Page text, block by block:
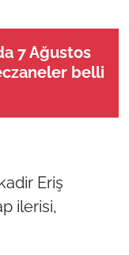
7 Ağustos
belli
Eriş
ilerisi,